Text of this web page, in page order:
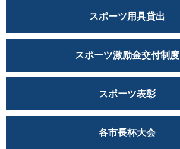
スポーツ用具貸出
スポーツ激励金交付制度
スポーツ表彰
各市長杯大会